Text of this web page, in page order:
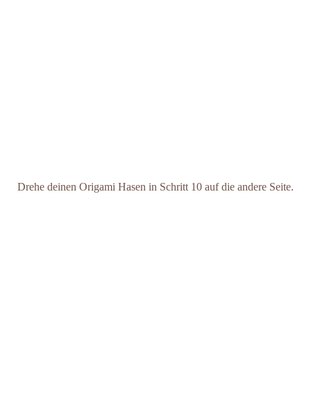
Drehe deinen Origami Hasen in Schritt 10 auf die andere Seite.